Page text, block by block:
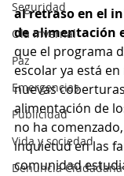
Seguridad
Ola Invernal
Paz
Emergencias
Publicidad
Vida y sociedad
Denuncia Ciudadana
al retraso en el
de alimentación
que el programa
escolar ya está
nuevas
alimentación de
no ha
inquietud en las
comunidad